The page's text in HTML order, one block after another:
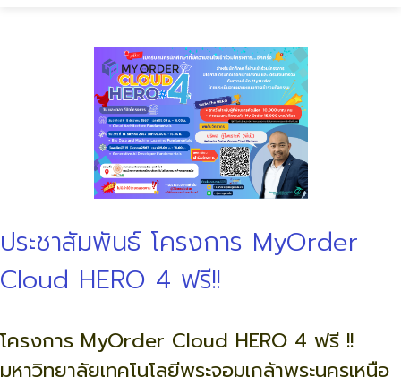
ประชาสัมพันธ์ โครงการ MyOrder
Cloud HERO 4 ฟรี!!
โครงการ MyOrder Cloud HERO 4 ฟรี !!
มหาวิทยาลัยเทคโนโลยีพระจอมเกล้าพระนครเหนือ